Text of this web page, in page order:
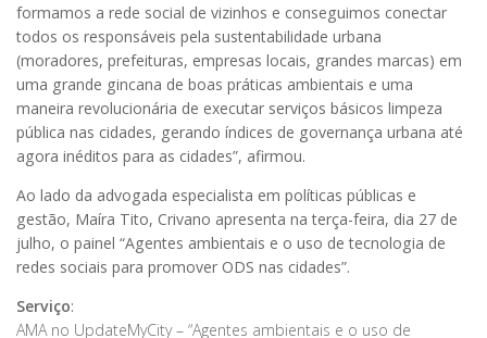
formamos a rede social de vizinhos e conseguimos conectar
todos os responsáveis pela sustentabilidade urbana
(moradores, prefeituras, empresas locais, grandes marcas) em
uma grande gincana de boas práticas ambientais e uma
maneira revolucionária de executar serviços básicos limpeza
pública nas cidades, gerando índices de governança urbana até
agora inéditos para as cidades”, afirmou.
Ao lado da advogada especialista em políticas públicas e
gestão, Maíra Tito, Crivano apresenta na terça-feira, dia 27 de
julho, o painel “Agentes ambientais e o uso de tecnologia de
redes sociais para promover ODS nas cidades”.
Serviço:
AMA no UpdateMyCity – “Agentes ambientais e o uso de